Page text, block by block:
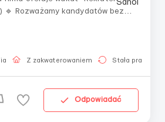
Nauczymy was
kraju – pokrywamy koszty
dla obywateli Ukrainy)!🔹 Za...
Z zakwaterowaniem Stała praca
Odpowiadać